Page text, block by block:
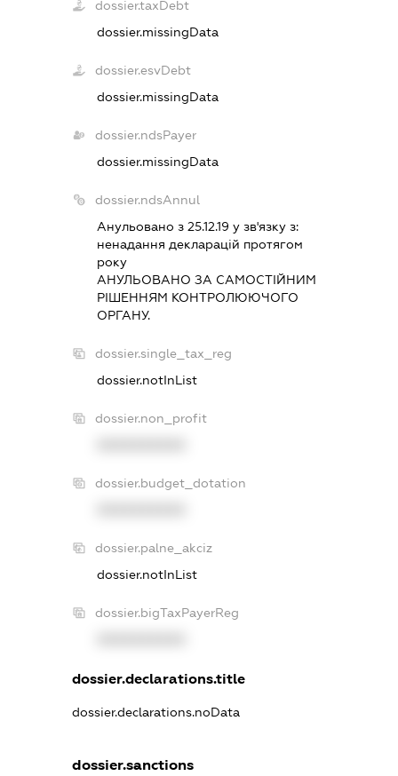
dossier.taxDebt
dossier.missingData
dossier.esvDebt
dossier.missingData
dossier.ndsPayer
dossier.missingData
dossier.ndsAnnul
Анульовано з 25.12.19 у зв'язку з:
ненадання декларацiй протягом
року
АНУЛЬОВАНО ЗА САМОСТIЙНИМ
РIШЕННЯМ КОНТРОЛЮЮЧОГО
ОРГАНУ.
dossier.single_tax_reg
dossier.notInList
dossier.non_profit
dossier.budget_dotation
dossier.palne_akciz
dossier.notInList
dossier.bigTaxPayerReg
dossier.declarations.title
dossier.declarations.noData
dossier.sanctions